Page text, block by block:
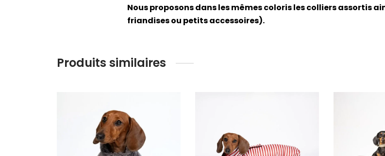
Nous proposons dans les mêmes coloris les colliers assortis
friandises ou petits accessoires).
Produits similaires